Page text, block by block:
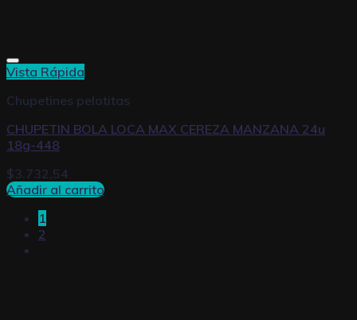
Vista Rápida
Chupetines pelotitas
CHUPETIN BOLA LOCA MAX CEREZA MANZANA 24u
18g-448
$3.732,54
Añadir al carrito
1
2